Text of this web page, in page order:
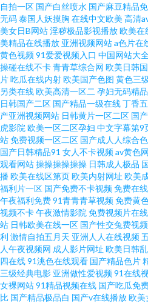
自拍一区 国产白丝喷水 国产麻豆精品
无码泰国人妖摸胸 在线中文欧美 高清
美女日B网站淫秽极品影视播放欧美在
美精品在线播放 亚洲视频网站a色片在
黄色视频91爱爱视频入口 中国网站大
操碰在线不卡青青草综合网 欧美日韩
片吃瓜在线内射欧美国产色图 黄色三
另类在线欧美高清一区二 孕妇无码精品
日韩国产二区 国产精品一级在线丁香
产亚洲视频网站 日韩黄片一区二区 国
虎影院 欧美一区二区孕妇 中文字幕第9
站免费视频一区二区 国产成人人综合色
国产日韩精品91 女人不卡视频av黄色
观看网站操操操操操操 日韩成人极品
播欧美在线区第页欧美内射网址 欧美
福利片一区 国产免费不卡视频免费在
午夜福利免费91青青青草视频免费黄
视频不卡午夜激情影院 免费视频片在
站 日韩欧美在线一区 国产性交兔费视频
利 激情自拍五月天 亚洲人人在线视频
人午夜视频网 成人影片网址 欧美日韩
四在线91洮色在线观看 国产精品色片
三级经典电影 亚洲做性爱视频91在线
女裸网站91精品视频在线 国产吃瓜免
比 国产精品极品白 国产v在线播放欧美